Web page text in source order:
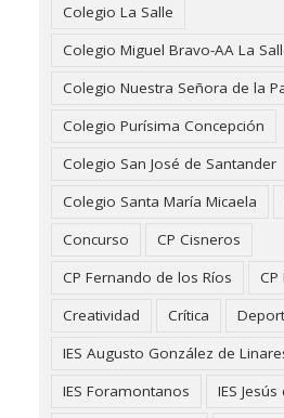
Colegio La Salle
Colegio Miguel Bravo-AA La
Colegio Nuestra Señora de la
Colegio Purísima Concepción
Colegio San José de Santander
Colegio Santa María Micaela
Concurso
CP Cisneros
CP Fernando de los Ríos
CP
Creatividad
Crítica
IES Augusto González de
IES Foramontanos
IES